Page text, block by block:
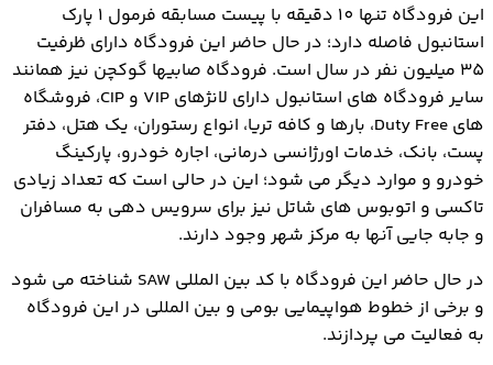
این فرودگاه تنها 10 دقیقه با پیست مسابقه فرمول 1 پارک
استانبول فاصله دارد؛ در حال حاضر این فرودگاه دارای ظرفیت
35 میلیون نفر در سال است. فرودگاه صابیها گوکچن نیز همانند
سایر فرودگاه های استانبول دارای لانژهای VIP و CIP، فروشگاه
های Duty Free، بارها و کافه تریا، انواع رستوران، یک هتل، دفتر
پست، بانک، خدمات اورژانسی درمانی، اجاره خودرو، پارکینگ
خودرو و موارد دیگر می شود؛ این در حالی است که تعداد زیادی
تاکسی و اتوبوس های شاتل نیز برای سرویس دهی به مسافران
و جابه جایی آنها به مرکز شهر وجود دارند.
در حال حاضر این فرودگاه با کد بین المللی SAW شناخته می شود
و برخی از خطوط هواپیمایی بومی و بین المللی در این فرودگاه
به فعالیت می پردازند.